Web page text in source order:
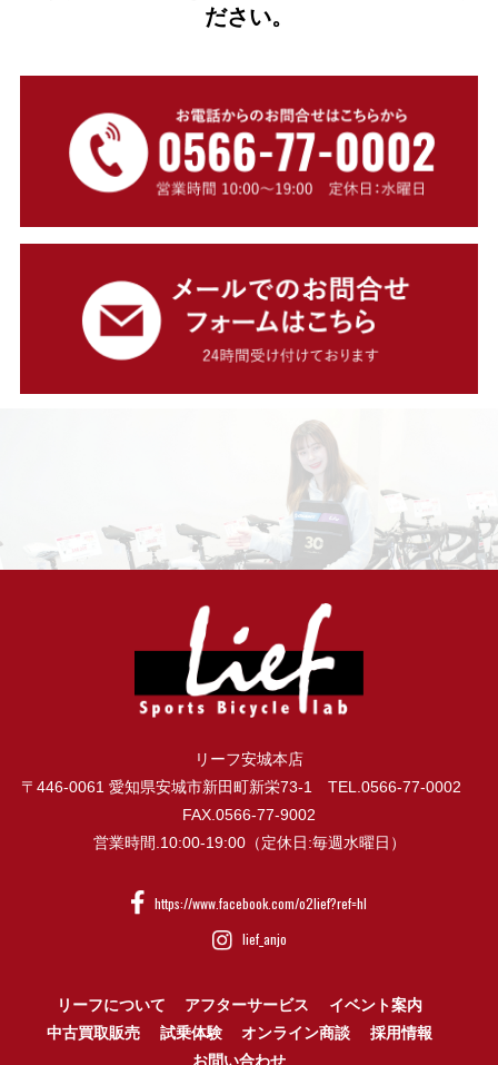
ださい。
リーフ安城本店
〒446-0061 愛知県安城市新田町新栄73-1 TEL.0566-77-0002
FAX.0566-77-9002
営業時間.10:00-19:00（定休日:毎週水曜日）
https://www.facebook.com/o2lief?ref=hl
lief_anjo
リーフについて アフターサービス
イベント案内
中古買取販売
試乗体験 オンライン商談
採用情報
お問い合わせ